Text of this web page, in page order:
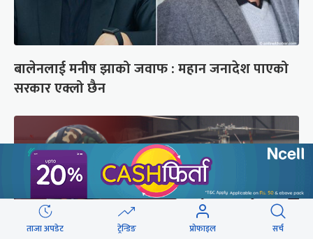
बालेनलाई मनीष झाको जवाफ : महान जनादेश पाएको
सरकार एक्लो छैन
ताजा अपडेट ट्रेन्डिङ प्रोफाइल सर्च